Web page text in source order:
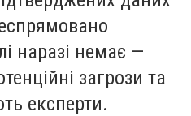
наразі немає —
загрози та
експерти.